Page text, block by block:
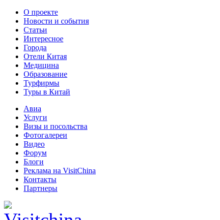
О проекте
Новости и события
Статьи
Интересное
Города
Отели Китая
Медицина
Образование
Турфирмы
Туры в Китай
Авиа
Услуги
Визы и посольства
Фотогалереи
Видео
Форум
Блоги
Реклама на VisitChina
Контакты
Партнеры